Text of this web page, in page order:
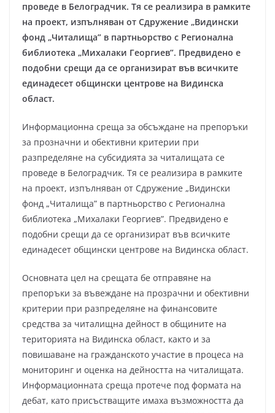
проведе в Белоградчик. Тя се реализира в рамките
на проект, изпълняван от Сдружение „Видински
фонд „Читалища” в партньорство с Регионална
библиотека „Михалаки Георгиев”. Предвидено е
подобни срещи да се организират във всичките
единадесет общински центрове на Видинска
област.
Информационна среща за обсъждане на препоръки
за прозначни и обективни критерии при
разпределяне на субсидията за читалищата се
проведе в Белоградчик. Тя се реализира в рамките
на проект, изпълняван от Сдружение „Видински
фонд „Читалища” в партньорство с Регионална
библиотека „Михалаки Георгиев”. Предвидено е
подобни срещи да се организират във всичките
единадесет общински центрове на Видинска област.
Основната цел на срещата бе отправяне на
препоръки за въвеждане на прозрачни и обективни
критерии при разпределяне на финансовите
средства за читалищна дейност в общините на
територията на Видинска област, както и за
повишаване на гражданското участие в процеса на
мониторинг и оценка на дейността на читалищата.
Информационната среща протече под формата на
дебат, като присъстващите имаха възможността да